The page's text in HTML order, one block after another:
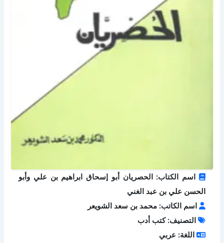
اسم الكتاب: الحصريان أبو إسحاق ابراهيم بن علي وأبو
الحسن علي بن عبد الغني
اسم الكاتب: محمد بن سعد الشويعر
التصنيف: كتب أدب
اللغة: عربي